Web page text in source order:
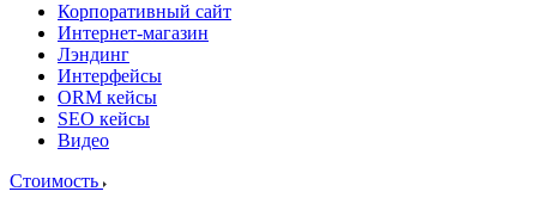
Корпоративный сайт
Интернет-магазин
Лэндинг
Интерфейсы
ORM кейсы
SEO кейсы
Видео
Стоимость